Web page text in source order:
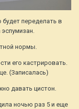
переделать в
нормы.
его кастрировать.
(Записалась)
давать цистон.
ночью раз 5 и еще